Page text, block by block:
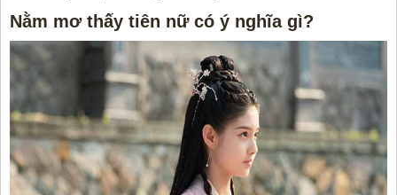
Nằm mơ thấy tiên nữ có ý nghĩa gì?